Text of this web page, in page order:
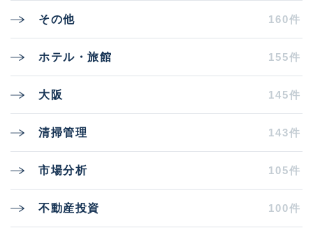
その他 160件
ホテル・旅館 155件
大阪 145件
清掃管理 143件
市場分析 105件
不動産投資 100件